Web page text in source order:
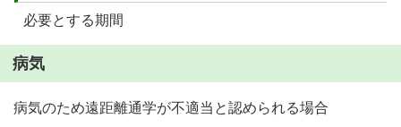
必要とする期間
病気
病気のため遠距離通学が不適当と認められる場合